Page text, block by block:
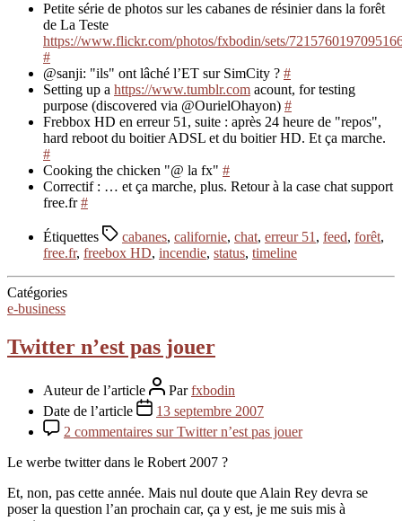
Petite série de photos sur les cabanes de résinier dans la forêt
de La Teste
https://www.flickr.com/photos/fxbodin/sets/
#
@sanji: "ils" ont lâché l’ET sur SimCity ? #
Setting up a https://www.tumblr.com acount, for testing
purpose (discovered via @OurielOhayon) #
Frebbox HD en erreur 51, suite : après 24 heure de "repos",
hard reboot du boitier ADSL et du boitier HD. Et ça marche.
#
Cooking the chicken "@ la fx" #
Correctif : … et ça marche, plus. Retour à la case chat support
free.fr#
Étiquettes cabanes, californie, chat, erreur 51 , feed, forêt,
free.fr, freebox HD, incendie, status, timeline
Catégories
e-business
Twitter n’est pas jouer
Auteur de l’article Parfxbodin
Date de l’article
13 septembre 2007
2 commentaires sur Twitter n’est pas jouer
Le werbe twitter dans le Robert 2007 ?
Et, non, pas cette année. Mais nul doute que Alain Rey devra se
poser la question l’an prochain car, ça y est, je me suis mis à